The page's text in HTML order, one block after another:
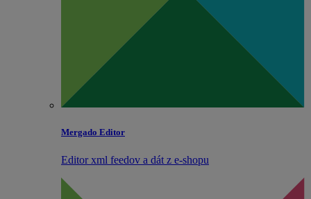
Mergado Editor
Editor xml feedov a dát z e‑shopu